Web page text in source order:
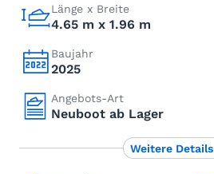
Länge x Breite
4.65 m x 1.96 m
Baujahr
2025
Angebots-Art
Neuboot ab Lager
Weitere Details